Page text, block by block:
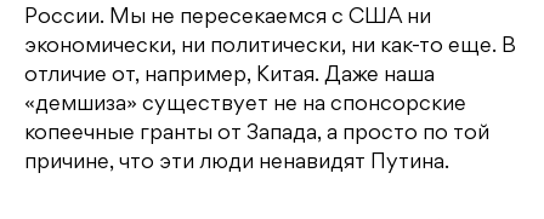
России. Мы не пересекаемся с США ни
экономически, ни политически, ни как-то еще. В
отличие от, например, Китая. Даже наша
«демшиза» существует не на спонсорские
копеечные гранты от Запада, а просто по той
причине, что эти люди ненавидят Путина.